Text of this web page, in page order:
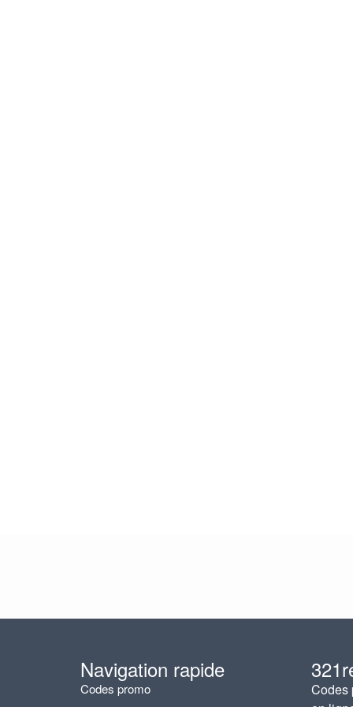
Navigation rapide
Codes promo
Codes